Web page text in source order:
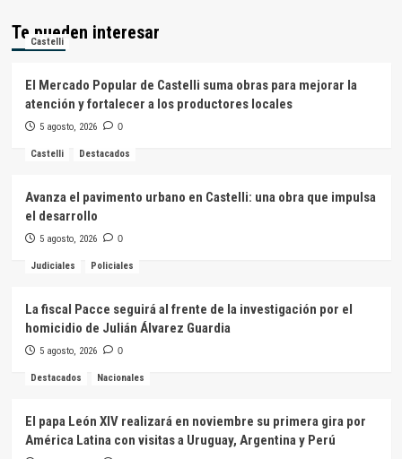
Te pueden interesar
Castelli
El Mercado Popular de Castelli suma obras para mejorar la
atención y fortalecer a los productores locales
5 agosto, 2026 0
Castelli Destacados
Avanza el pavimento urbano en Castelli: una obra que impulsa
el desarrollo
5 agosto, 2026 0
Judiciales Policiales
La fiscal Pacce seguirá al frente de la investigación por el
homicidio de Julián Álvarez Guardia
5 agosto, 2026 0
Destacados Nacionales
El papa León XIV realizará en noviembre su primera gira por
América Latina con visitas a Uruguay, Argentina y Perú